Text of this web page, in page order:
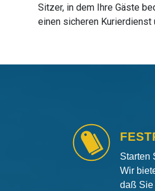
Sitzer, in dem Ihre Gäste
einen sicheren Kurierdienst
Starten
Wir
daß Sie